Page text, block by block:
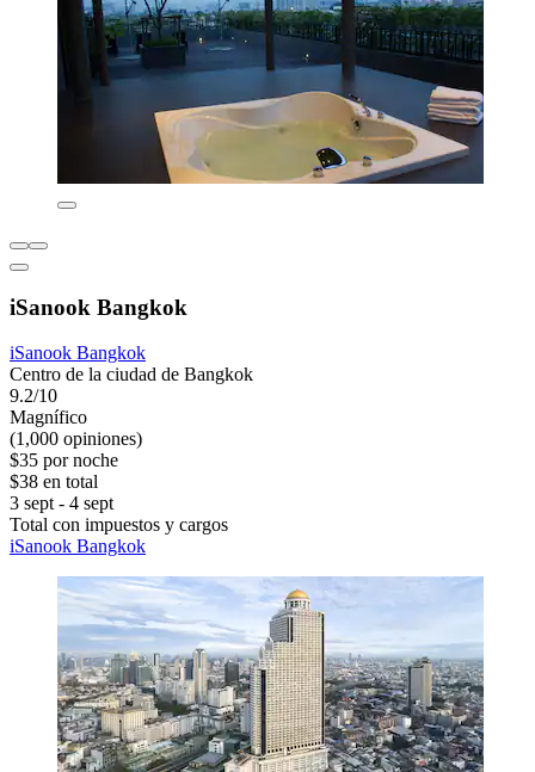
iSanook Bangkok
iSanook Bangkok
Centro de la ciudad de Bangkok
9.2/10
Magnífico
(1,000 opiniones)
$35 por noche
$38 en total
3 sept - 4 sept
Total con impuestos y cargos
iSanook Bangkok